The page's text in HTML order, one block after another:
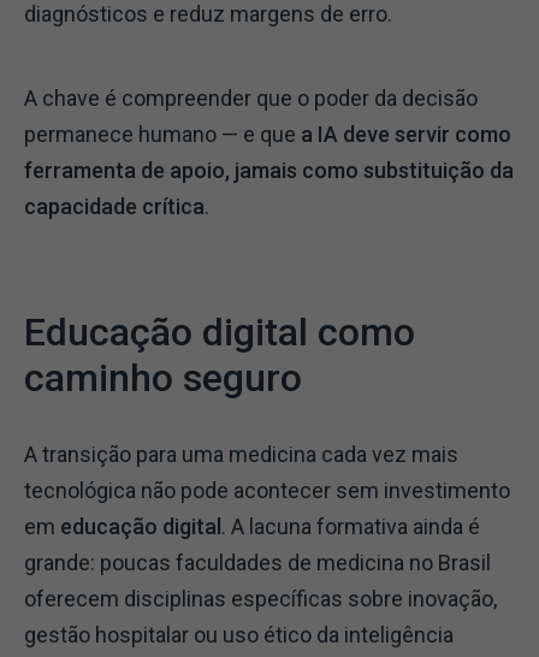
diagnósticos e reduz margens de erro.
A chave é compreender que o poder da decisão
permanece humano — e que a IA deve servir como
ferramenta de apoio, jamais como substituição da
capacidade crítica.
Educação digital como
caminho seguro
A transição para uma medicina cada vez mais
tecnológica não pode acontecer sem investimento
em educação digital . A lacuna formativa ainda é
grande: poucas faculdades de medicina no Brasil
oferecem disciplinas específicas sobre inovação,
gestão hospitalar ou uso ético da inteligência